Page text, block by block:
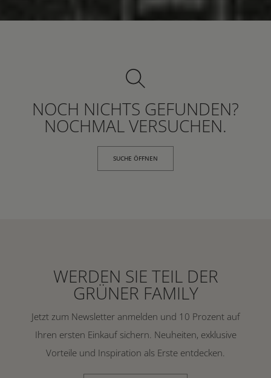
NOCH NICHTS GEFUNDEN?
NOCHMAL VERSUCHEN.
SUCHE ÖFFNEN
WERDEN SIE TEIL DER
GRÜNER FAMILY
Jetzt zum Newsletter anmelden und 10 Prozent auf
Ihren ersten Einkauf sichern. Neuheiten, exklusive
Vorteile und Inspiration als Erste entdecken.